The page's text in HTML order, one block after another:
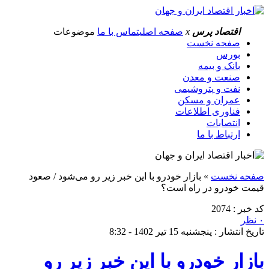
اقتصاد پرس x صفحه اصلیتماس با ما موضوعات
صفحه نخست
بورس
بانک و بیمه
صنعت و معدن
نفت و پتروشیمی
عمران و مسکن
فناوری اطلاعات
انتصابات
ارتباط با ما
صفحه نخست » بازار خودرو با این خبر زیر رو می‌شود / صعود
قیمت خودرو در راه است؟
کد خبر : 2074
۰ نظر
تاریخ انتشار : پنجشنبه 15 تیر 1402 - 8:32
بازار خودرو با این خبر زیر رو